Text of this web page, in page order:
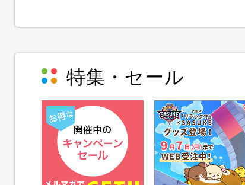
特集・セール